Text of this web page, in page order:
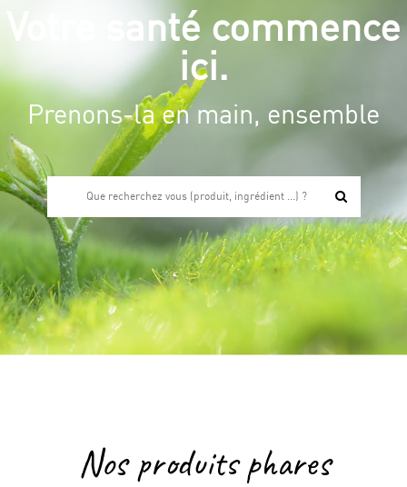
Votre santé commence
ici.
Prenons-la en main, ensemble
Nos produits phares